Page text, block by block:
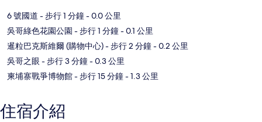
6 號國道 - 步行 1 分鐘- 0.0 公里
吳哥綠色花園公園 - 步行 1 分鐘- 0.1 公里
暹粒巴克斯維爾 (購物中心)- 步行 2 分鐘- 0.2 公里
吳哥之眼 - 步行 3 分鐘- 0.3 公里
柬埔寨戰爭博物館- 步行 15 分鐘- 1.3 公里
住宿介紹